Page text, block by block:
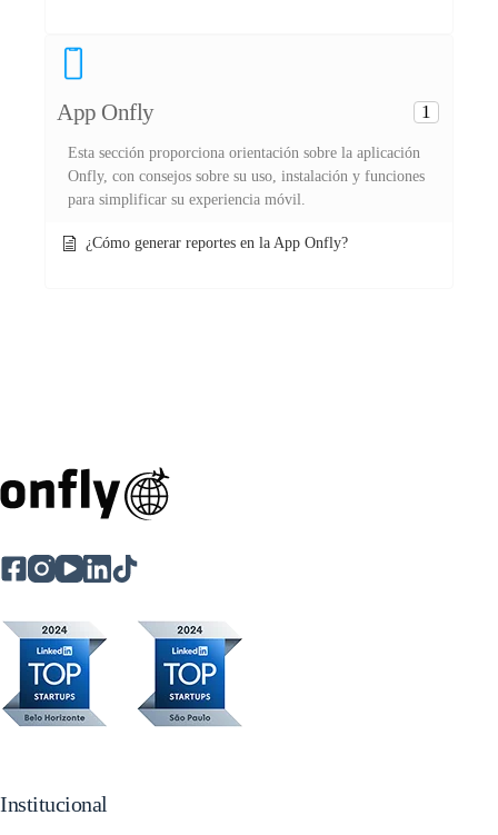
App Onfly 1
Esta sección proporciona orientación sobre la aplicación
Onfly, con consejos sobre su uso, instalación y funciones
para simplificar su experiencia móvil.
¿Cómo generar reportes en la App Onfly?
Institucional